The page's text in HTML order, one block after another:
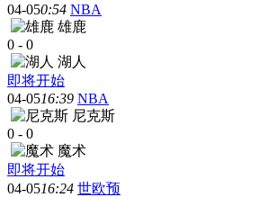
04-050:54 NBA
雄鹿
0 - 0
湖人
即将开始
04-0516:39 NBA
尼克斯
0 - 0
魔术
即将开始
04-0516:24 世欧预